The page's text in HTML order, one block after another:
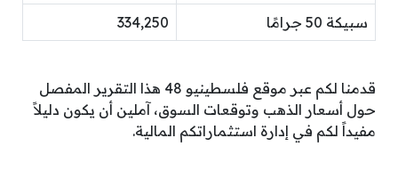
سبيكة 50 جرامًا 334,250
قدمنا لكم عبر موقع فلسطينيو 48 هذا التقرير المفصل
حول أسعار الذهب وتوقعات السوق، آملين أن يكون دليلاً
مفيداً لكم في إدارة استثماراتكم المالية.